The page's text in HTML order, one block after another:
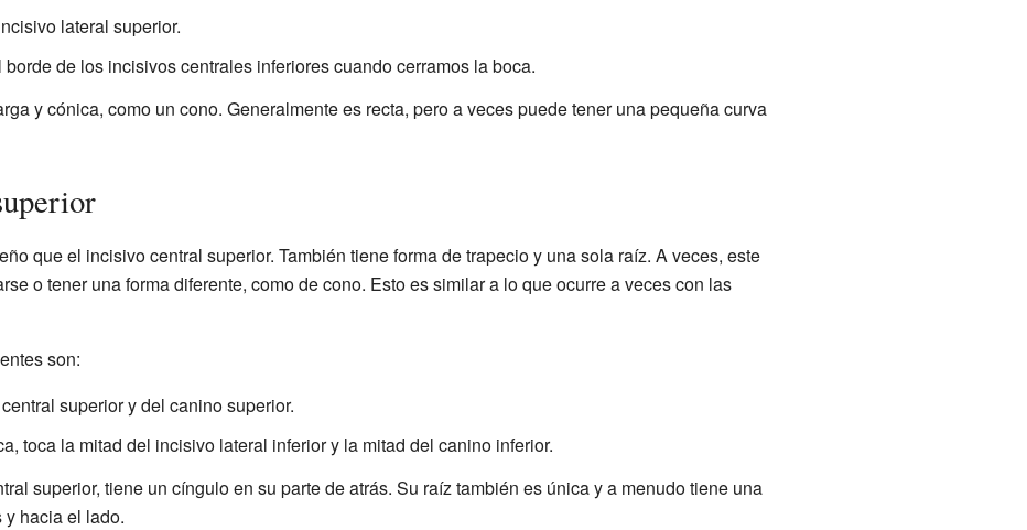
lateral superior.
de los incisivos centrales inferiores cuando cerramos la boca.
y cónica, como un cono. Generalmente es recta, pero a veces puede tener una pequeña curva
que el incisivo central superior. También tiene forma de trapecio y una sola raíz. A veces, este
o tener una forma diferente, como de cono. Esto es similar a lo que ocurre a veces con las
son:
superior y del canino superior.
toca la mitad del incisivo lateral inferior y la mitad del canino inferior.
superior, tiene un cíngulo en su parte de atrás. Su raíz también es única y a menudo tiene una
hacia el lado.